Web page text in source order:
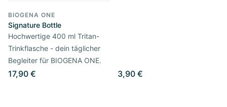
BIOGENA ONE
Signature Bottle
Hochwertige 400 ml Tritan-
Trinkflasche - dein täglicher
Begleiter für BIOGENA ONE.
17,90 € 3,90 €